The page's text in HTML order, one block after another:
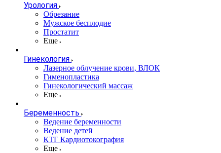
Урология
Обрезание
Мужское бесплодие
Простатит
Еще
Гинекология
Лазерное облучение крови, ВЛОК
Гименопластика
Гинекологический массаж
Еще
Беременность
Ведение беременности
Ведение детей
КТГ Кардиотокография
Еще